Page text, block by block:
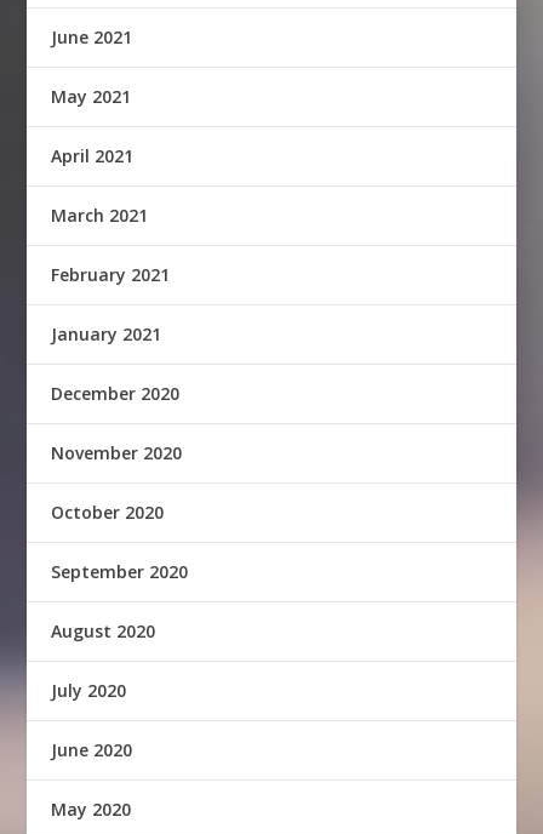
June 2021
May 2021
April 2021
March 2021
February 2021
January 2021
December 2020
November 2020
October 2020
September 2020
August 2020
July 2020
June 2020
May 2020